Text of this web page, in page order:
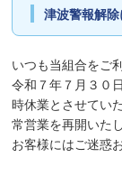
津波警報解
いつも当組合をご
令和７年７月３０
時休業とさせてい
常営業を再開いた
お客様にはご迷惑